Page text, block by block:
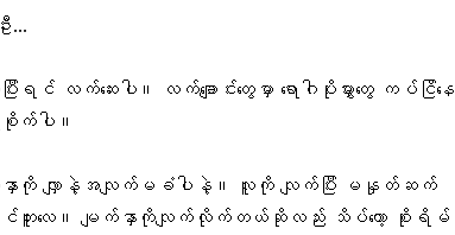
…
ရင် လက်ဆေးပါ။ လက်ချောင်းတွေမှာ ရောဂါပိုးမွှားတွေ ကပ်ငြိနေ
စိုက်ပါ။
နှာကို လျှာနဲ့အလျက်မခံပါနဲ့။ လူကို လျက်ပြီး မနှုတ်ဆက်
းလေ။ မျက်နှာကိုလျက်လိုက်တယ်ဆိုလည်း သိပ်တော့ စိုးရိမ်